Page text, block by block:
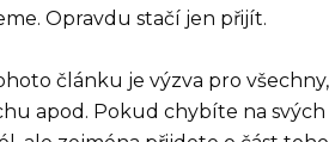
Opravdu stačí jen přijít.
článku je výzva pro
apod. Pokud chybíte na